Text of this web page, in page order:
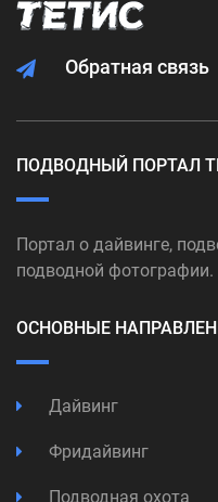
Обратная связь
ПОДВОДНЫЙ ПОРТАЛ
Портал о дайвинге,
подводной фотографии.
ОСНОВНЫЕ
Дайвинг
Фридайвинг
Подводная охота